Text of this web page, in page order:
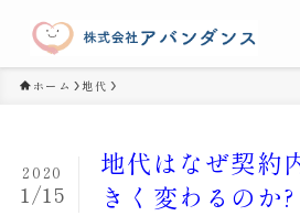
ホーム 地代
地代はなぜ契約
きく変わるのか?
2020
1/15